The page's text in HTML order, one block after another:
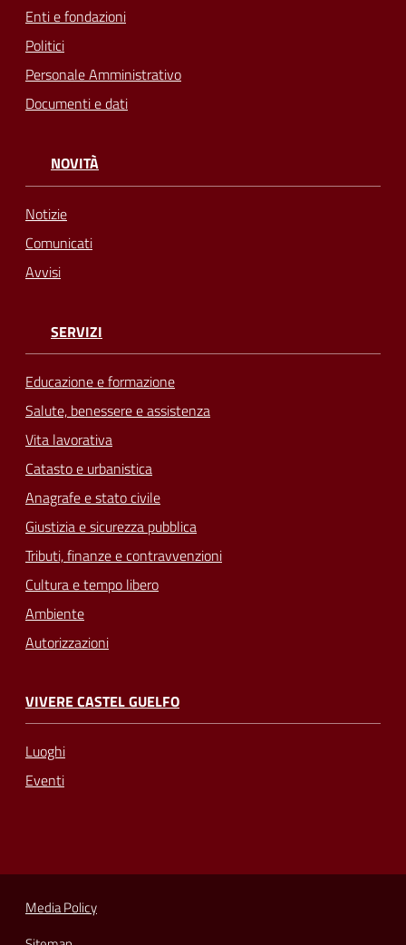
Enti e fondazioni
Politici
Personale Amministrativo
Documenti e dati
NOVITÀ
Notizie
Comunicati
Avvisi
SERVIZI
Educazione e formazione
Salute, benessere e assistenza
Vita lavorativa
Catasto e urbanistica
Anagrafe e stato civile
Giustizia e sicurezza pubblica
Tributi, finanze e contravvenzioni
Cultura e tempo libero
Ambiente
Autorizzazioni
VIVERE CASTEL GUELFO
Luoghi
Eventi
Media Policy